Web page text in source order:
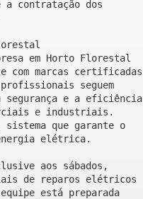
contratação dos
em Horto Florestal
com marcas certificadas
seguem
segurança e a eficiência
e industriais.
sistema que garante o
elétrica.
aos sábados,
de reparos elétricos
está preparada